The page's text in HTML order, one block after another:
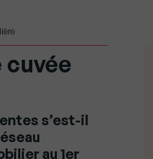
cuvée
s’est-il
au 1er